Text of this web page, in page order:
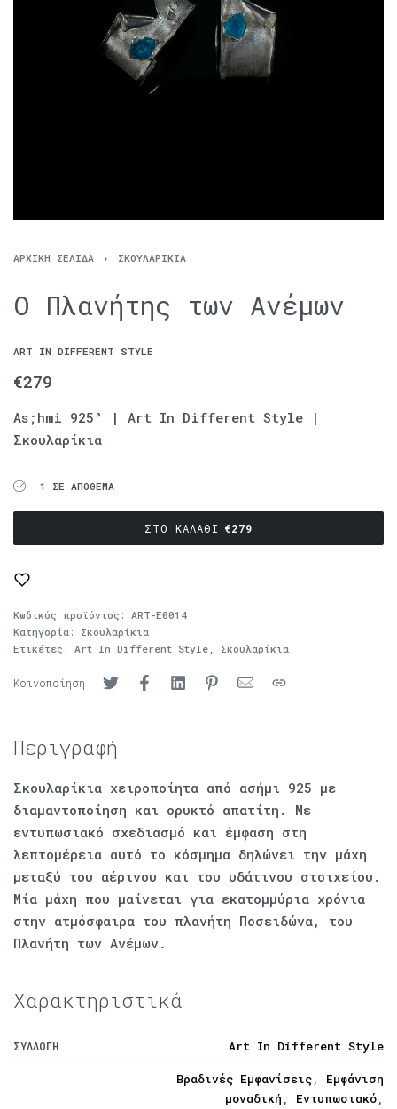
ΑΡΧΙΚΉ ΣΕΛΊΔΑ › ΣΚΟΥΛΑΡΊΚΙΑ
Ο Πλανήτης των Ανέμων
ART IN DIFFERENT STYLE
€279
As;hmi 925° | Art In Different Style |
Σκουλαρίκια
1 ΣΕ ΑΠΌΘΕΜΑ
€279
ΣΤΟ ΚΑΛΆΘΙ
Κωδικός προϊόντος: ART-E0014
Κατηγορία: Σκουλαρίκια
Ετικέτες: Art In Different Style Σκουλαρίκια
Κοινοποίηση
Περιγραφή
Σκουλαρίκια χειροποίητα από ασήμι 925 με
διαμαντοποίηση και ορυκτό απατίτη. Με
εντυπωσιακό σχεδιασμό και έμφαση στη
λεπτομέρεια αυτό το κόσμημα δηλώνει την μάχη
μεταξύ του αέρινου και του υδάτινου στοιχείου.
Μία μάχη που μαίνεται για εκατομμύρια χρόνια
στην ατμόσφαιρα του πλανήτη Ποσειδώνα, του
Πλανήτη των Ανέμων.
Χαρακτηριστικά
ΣΥΛΛΟΓΉ Art In Different Style
Βραδινές Εμφανίσεις, Εμφάνιση
μοναδική , Εντυπωσιακό,